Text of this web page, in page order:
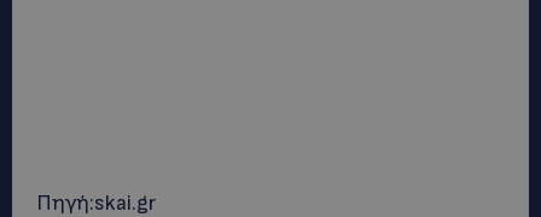
Πηγή:skai.gr